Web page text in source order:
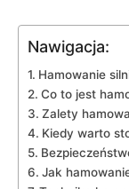
Nawigacja:
Hamowanie
Co to jest
Zalety
Kiedy warto
Jak